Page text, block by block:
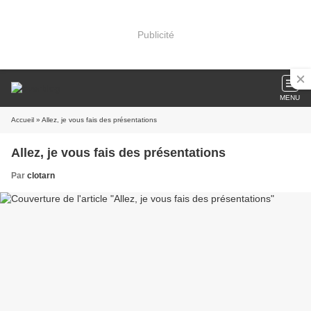
Publicité
MENU
Accueil » Allez, je vous fais des présentations
Allez, je vous fais des présentations
Par clotarn